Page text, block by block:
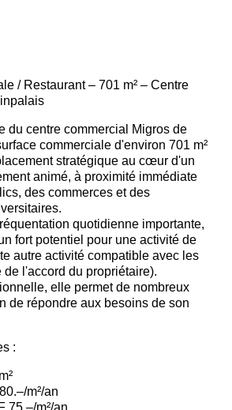
/ Restaurant – 701 m² – Centre
du centre commercial Migros de
commerciale d'environ 701 m²
stratégique au cœur d'un
animé, à proximité immédiate
des commerces et des
quotidienne importante,
fort potentiel pour une activité de
autre activité compatible avec les
de l'accord du propriétaire).
elle permet de nombreux
de répondre aux besoins de son
:
m²/an